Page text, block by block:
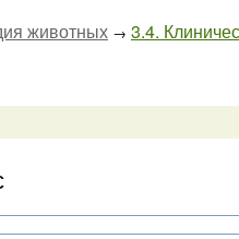
животных → 3.4.